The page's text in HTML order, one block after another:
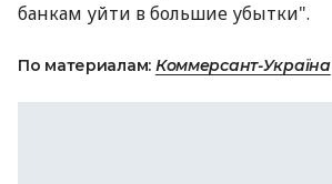
банкам уйти в большие убытки".
По материалам: Коммерсант-Україна